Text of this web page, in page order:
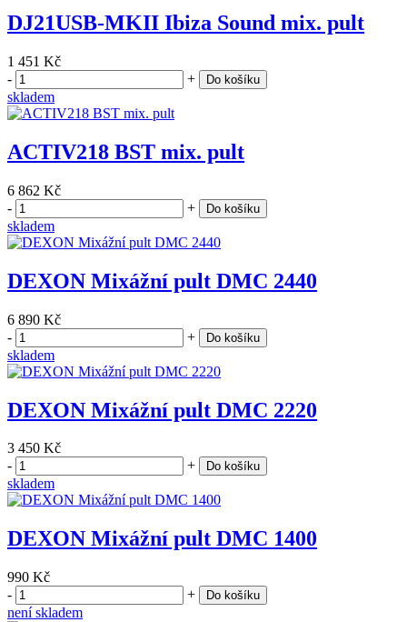
DJ21USB-MKII Ibiza Sound mix. pult
1 451 Kč
-
+ Do košíku
skladem
ACTIV218 BST mix. pult
6 862 Kč
-
+ Do košíku
skladem
DEXON Mixážní pult DMC 2440
6 890 Kč
-
+ Do košíku
skladem
DEXON Mixážní pult DMC 2220
3 450 Kč
-
+ Do košíku
skladem
DEXON Mixážní pult DMC 1400
990 Kč
-
+ Do košíku
není skladem